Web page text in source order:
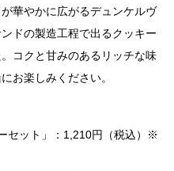
華やかに広がるデュンケルヴ
ドの製造工程で出るクッキー
コクと甘みのあるリッチな味
お楽しみください。
セット」：1,210円（税込）※